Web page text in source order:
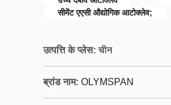
सीमेंट एएसी औद्योगिक आटोक्लेव;
उत्पत्ति के प्लेस: चीन
ब्रांड नाम: OLYMSPAN